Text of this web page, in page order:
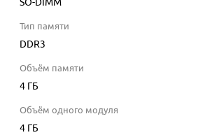
SO-DIMM
Тип памяти
DDR3
Объём памяти
4 ГБ
Объём одного модуля
4 ГБ